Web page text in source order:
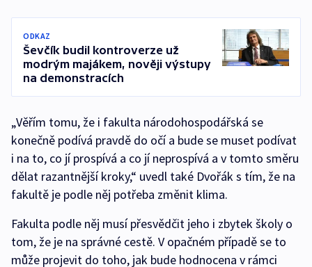
ODKAZ
Ševčík budil kontroverze už
modrým majákem, nověji výstupy
na demonstracích
„Věřím tomu, že i fakulta národohospodářská se
konečně podívá pravdě do očí a bude se muset podívat
i na to, co jí prospívá a co jí neprospívá a v tomto směru
dělat razantnější kroky,“ uvedl také Dvořák s tím, že na
fakultě je podle něj potřeba změnit klima.
Fakulta podle něj musí přesvědčit jeho i zbytek školy o
tom, že je na správné cestě. V opačném případě se to
může projevit do toho, jak bude hodnocena v rámci